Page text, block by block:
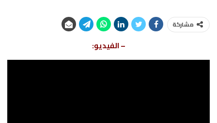
مشاركة
– الفيديو: